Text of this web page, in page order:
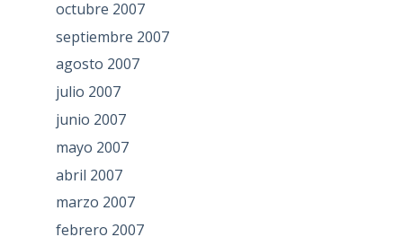
octubre 2007
septiembre 2007
agosto 2007
julio 2007
junio 2007
mayo 2007
abril 2007
marzo 2007
febrero 2007